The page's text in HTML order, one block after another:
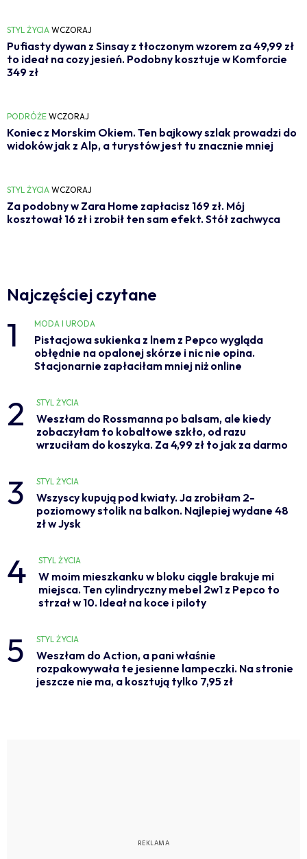
STYL ŻYCIA WCZORAJ
Pufiasty dywan z Sinsay z tłoczonym wzorem za 49,99 zł
to ideał na cozy jesień. Podobny kosztuje w Komforcie
349 zł
PODRÓŻE WCZORAJ
Koniec z Morskim Okiem. Ten bajkowy szlak prowadzi do
widoków jak z Alp, a turystów jest tu znacznie mniej
STYL ŻYCIA WCZORAJ
Za podobny w Zara Home zapłacisz 169 zł. Mój
kosztował 16 zł i zrobił ten sam efekt. Stół zachwyca
Najczęściej czytane
1 MODA I URODA
Pistacjowa sukienka z lnem z Pepco wygląda
obłędnie na opalonej skórze i nic nie opina.
Stacjonarnie zapłaciłam mniej niż online
2 STYL ŻYCIA
Weszłam do Rossmanna po balsam, ale kiedy
zobaczyłam to kobaltowe szkło, od razu
wrzuciłam do koszyka. Za 4,99 zł to jak za darmo
3 STYL ŻYCIA
Wszyscy kupują pod kwiaty. Ja zrobiłam 2-
poziomowy stolik na balkon. Najlepiej wydane 48
zł w Jysk
4 STYL ŻYCIA
W moim mieszkanku w bloku ciągle brakuje mi
miejsca. Ten cylindryczny mebel 2w1 z Pepco to
strzał w 10. Ideał na koce i piloty
5 STYL ŻYCIA
Weszłam do Action, a pani właśnie
rozpakowywała te jesienne lampeczki. Na stronie
jeszcze nie ma, a kosztują tylko 7,95 zł